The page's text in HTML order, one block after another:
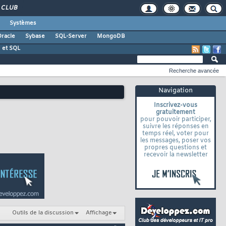
CLUB
Systèmes
Sybase SQL-Server
MongoDB
et SQL
Navigation
Inscrivez-vous
gratuitement
pour pouvoir participer,
suivre les réponses en
temps réel, voter pour
les messages, poser vos
propres questions et
recevoir la newsletter
Recherche avancée
Outils de la discussion Affichage